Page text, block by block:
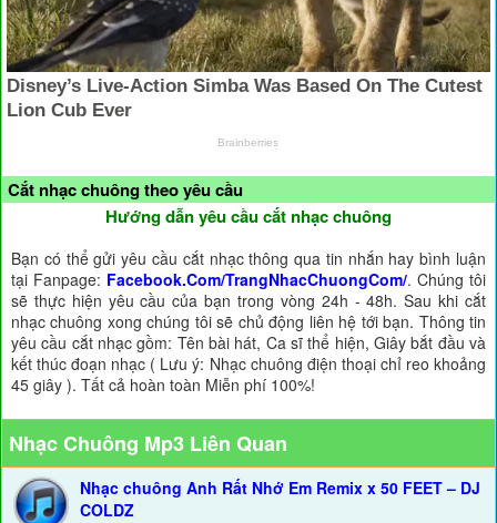
Cắt nhạc chuông theo yêu cầu
Hướng dẫn yêu cầu cắt nhạc chuông
Bạn có thể gửi yêu cầu cắt nhạc thông qua tin nhắn hay bình luận
tại Fanpage: Facebook.Com/TrangNhacChuongCom/. Chúng tôi
sẽ thực hiện yêu cầu của bạn trong vòng 24h - 48h. Sau khi cắt
nhạc chuông xong chúng tôi sẽ chủ động liên hệ tới bạn. Thông tin
yêu cầu cắt nhạc gồm: Tên bài hát, Ca sĩ thể hiện, Giây bắt đầu và
kết thúc đoạn nhạc ( Lưu ý: Nhạc chuông điện thoại chỉ reo khoảng
45 giây ). Tất cả hoàn toàn Miễn phí 100%!
Nhạc Chuông Mp3 Liên Quan
Nhạc chuông Anh Rất Nhớ Em Remix x 50 FEET – DJ
COLDZ